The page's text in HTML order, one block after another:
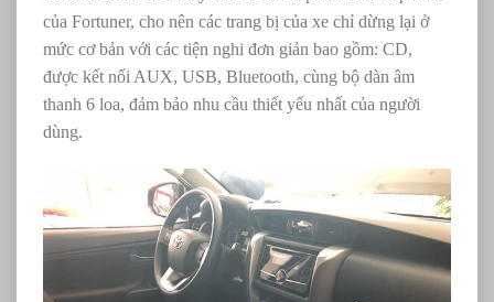
của Fortuner, cho nên các trang bị của xe chỉ dừng lại ở
mức cơ bản với các tiện nghi đơn giản bao gồm: CD,
được kết nối AUX, USB, Bluetooth, cùng bộ dàn âm
thanh 6 loa, đảm bảo nhu cầu thiết yếu nhất của người
dùng.